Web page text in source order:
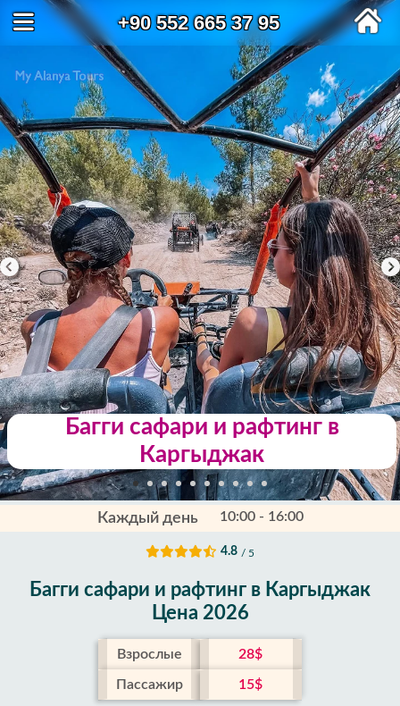
+90 552 665 37 95
Багги сафари и рафтинг в
Каргыджак‎
Каждый день 10:00 - 16:00
4.8 / 5
Багги сафари и рафтинг в Каргыджак‎
Цена 2026
Взрослые 28$
Пассажир 15$